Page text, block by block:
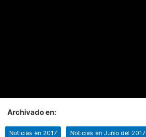
Archivado en:
Noticias en 2017 Noticias en Junio del 2017